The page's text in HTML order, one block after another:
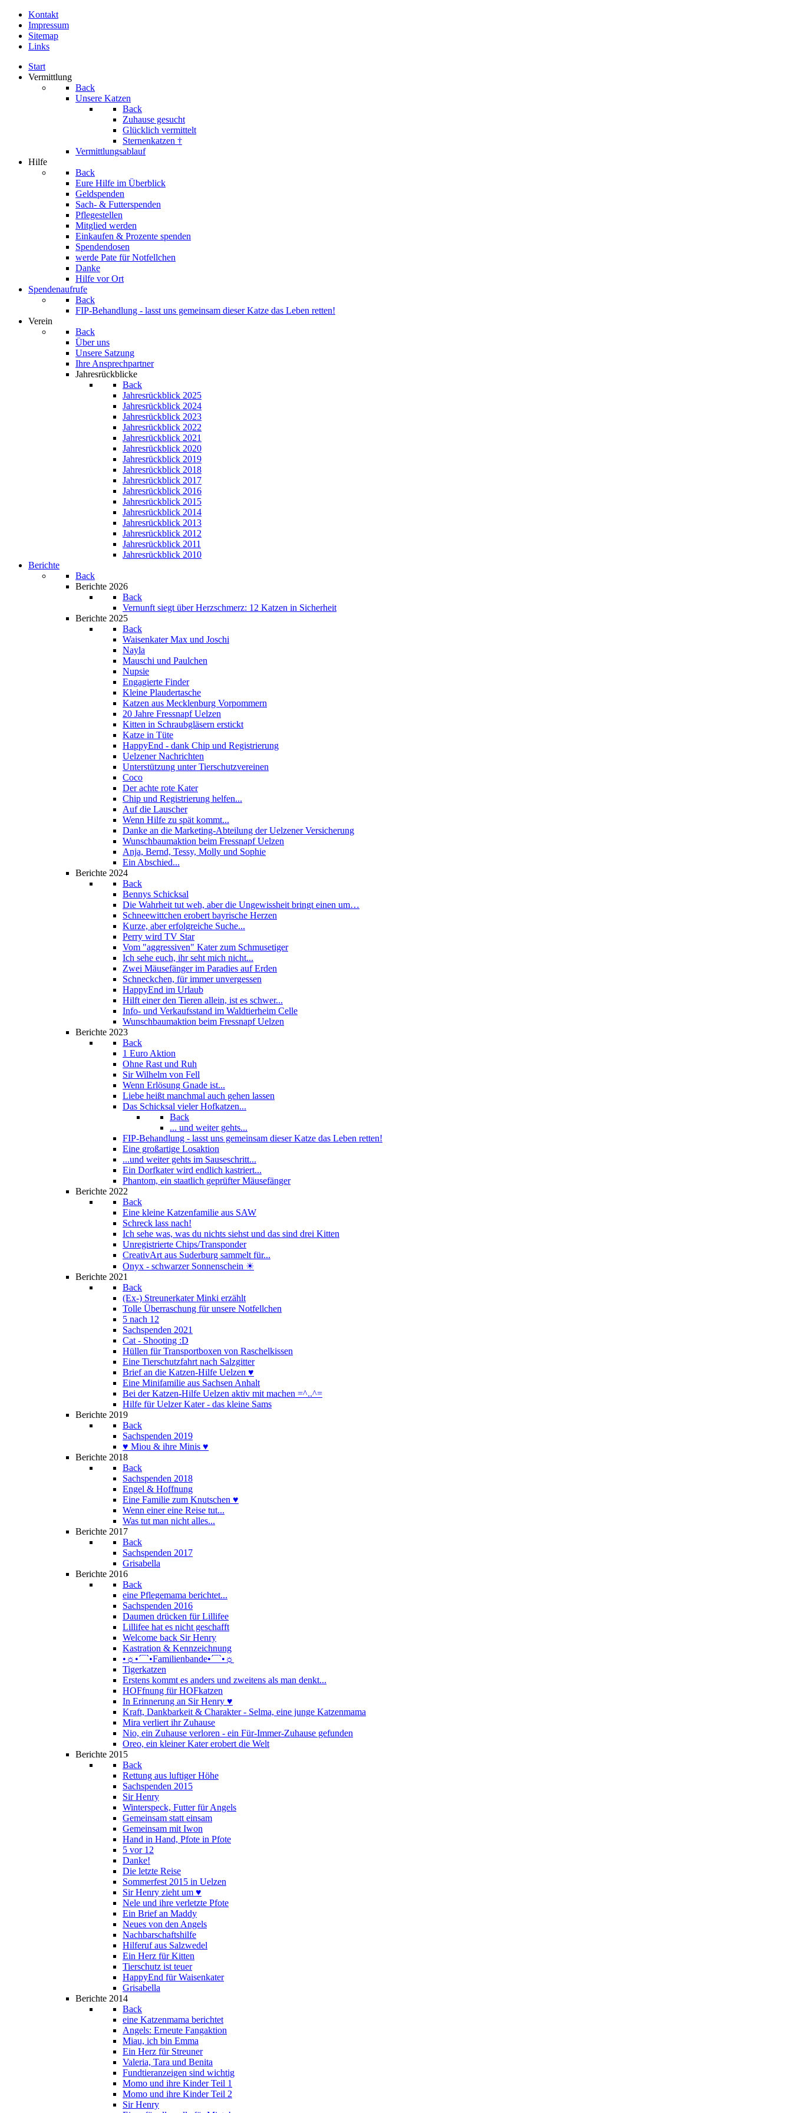
Kontakt
Impressum
Sitemap
Links
Start
Vermittlung
Back
Unsere Katzen
Back
Zuhause gesucht
Glücklich vermittelt
Sternenkatzen †
Vermittlungsablauf
Hilfe
Back
Eure Hilfe im Überblick
Geldspenden
Sach- & Futterspenden
Pflegestellen
Mitglied werden
Einkaufen & Prozente spenden
Spendendosen
werde Pate für Notfellchen
Danke
Hilfe vor Ort
Spendenaufrufe
Back
FIP-Behandlung - lasst uns gemeinsam dieser Katze das Leben retten!
Verein
Back
Über uns
Unsere Satzung
Ihre Ansprechpartner
Jahresrückblicke
Back
Jahresrückblick 2025
Jahresrückblick 2024
Jahresrückblick 2023
Jahresrückblick 2022
Jahresrückblick 2021
Jahresrückblick 2020
Jahresrückblick 2019
Jahresrückblick 2018
Jahresrückblick 2017
Jahresrückblick 2016
Jahresrückblick 2015
Jahresrückblick 2014
Jahresrückblick 2013
Jahresrückblick 2012
Jahresrückblick 2011
Jahresrückblick 2010
Berichte
Back
Berichte 2026
Back
Vernunft siegt über Herzschmerz: 12 Katzen in Sicherheit
Berichte 2025
Back
Waisenkater Max und Joschi
Nayla
Mauschi und Paulchen
Nupsie
Engagierte Finder
Kleine Plaudertasche
Katzen aus Mecklenburg Vorpommern
20 Jahre Fressnapf Uelzen
Kitten in Schraubgläsern erstickt
Katze in Tüte
HappyEnd - dank Chip und Registrierung
Uelzener Nachrichten
Unterstützung unter Tierschutzvereinen
Coco
Der achte rote Kater
Chip und Registrierung helfen...
Auf die Lauscher
Wenn Hilfe zu spät kommt...
Danke an die Marketing-Abteilung der Uelzener Versicherung
Wunschbaumaktion beim Fressnapf Uelzen
Anja, Bernd, Tessy, Molly und Sophie
Ein Abschied...
Berichte 2024
Back
Bennys Schicksal
Die Wahrheit tut weh, aber die Ungewissheit bringt einen um…
Schneewittchen erobert bayrische Herzen
Kurze, aber erfolgreiche Suche...
Perry wird TV Star
Vom "aggressiven" Kater zum Schmusetiger
Ich sehe euch, ihr seht mich nicht...
Zwei Mäusefänger im Paradies auf Erden
Schneckchen, für immer unvergessen
HappyEnd im Urlaub
Hilft einer den Tieren allein, ist es schwer...
Info- und Verkaufsstand im Waldtierheim Celle
Wunschbaumaktion beim Fressnapf Uelzen
Berichte 2023
Back
1 Euro Aktion
Ohne Rast und Ruh
Sir Wilhelm von Fell
Wenn Erlösung Gnade ist...
Liebe heißt manchmal auch gehen lassen
Das Schicksal vieler Hofkatzen...
Back
... und weiter gehts...
FIP-Behandlung - lasst uns gemeinsam dieser Katze das Leben retten!
Eine großartige Losaktion
...und weiter gehts im Sauseschritt...
Ein Dorfkater wird endlich kastriert...
Phantom, ein staatlich geprüfter Mäusefänger
Berichte 2022
Back
Eine kleine Katzenfamilie aus SAW
Schreck lass nach!
Ich sehe was, was du nichts siehst und das sind drei Kitten
Unregistrierte Chips/Transponder
CreativArt aus Suderburg sammelt für...
Onyx - schwarzer Sonnenschein ☀
Berichte 2021
Back
(Ex-) Streunerkater Minki erzählt
Tolle Überraschung für unsere Notfellchen
5 nach 12
Sachspenden 2021
Cat - Shooting :D
Hüllen für Transportboxen von Raschelkissen
Eine Tierschutzfahrt nach Salzgitter
Brief an die Katzen-Hilfe Uelzen ♥
Eine Minifamilie aus Sachsen Anhalt
Bei der Katzen-Hilfe Uelzen aktiv mit machen =^..^=
Hilfe für Uelzer Kater - das kleine Sams
Berichte 2019
Back
Sachspenden 2019
♥ Miou & ihre Minis ♥
Berichte 2018
Back
Sachspenden 2018
Engel & Hoffnung
Eine Familie zum Knutschen ♥
Wenn einer eine Reise tut...
Was tut man nicht alles...
Berichte 2017
Back
Sachspenden 2017
Grisabella
Berichte 2016
Back
eine Pflegemama berichtet...
Sachspenden 2016
Daumen drücken für Lillifee
Lillifee hat es nicht geschafft
Welcome back Sir Henry
Kastration & Kennzeichnung
•☼•´¯`•Familienbande•´¯`•☼
Tigerkatzen
Erstens kommt es anders und zweitens als man denkt...
HOFfnung für HOFkatzen
In Erinnerung an Sir Henry ♥
Kraft, Dankbarkeit & Charakter - Selma, eine junge Katzenmama
Mira verliert ihr Zuhause
Nio, ein Zuhause verloren - ein Für-Immer-Zuhause gefunden
Oreo, ein kleiner Kater erobert die Welt
Berichte 2015
Back
Rettung aus luftiger Höhe
Sachspenden 2015
Sir Henry
Winterspeck, Futter für Angels
Gemeinsam statt einsam
Gemeinsam mit Iwon
Hand in Hand, Pfote in Pfote
5 vor 12
Danke!
Die letzte Reise
Sommerfest 2015 in Uelzen
Sir Henry zieht um ♥
Nele und ihre verletzte Pfote
Ein Brief an Maddy
Neues von den Angels
Nachbarschaftshilfe
Hilferuf aus Salzwedel
Ein Herz für Kitten
Tierschutz ist teuer
HappyEnd für Waisenkater
Grisabella
Berichte 2014
Back
eine Katzenmama berichtet
Angels: Erneute Fangaktion
Miau, ich bin Emma
Ein Herz für Streuner
Valeria, Tara und Benita
Fundtieranzeigen sind wichtig
Momo und ihre Kinder Teil 1
Momo und ihre Kinder Teil 2
Sir Henry